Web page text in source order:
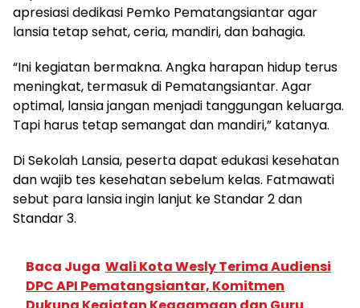
apresiasi dedikasi Pemko Pematangsiantar agar
lansia tetap sehat, ceria, mandiri, dan bahagia.
“Ini kegiatan bermakna. Angka harapan hidup terus
meningkat, termasuk di Pematangsiantar. Agar
optimal, lansia jangan menjadi tanggungan keluarga.
Tapi harus tetap semangat dan mandiri,” katanya.
Di Sekolah Lansia, peserta dapat edukasi kesehatan
dan wajib tes kesehatan sebelum kelas. Fatmawati
sebut para lansia ingin lanjut ke Standar 2 dan
Standar 3.
Baca Juga Wali Kota Wesly Terima Audiensi
DPC API Pematangsiantar, Komitmen